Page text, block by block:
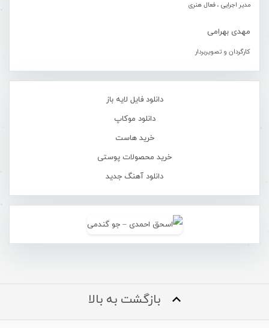
مدیر اجرایی ، فعال هنری
مهدی بهرامی
کارگردان و تصویربردار
دانلود فایل لایه باز
دانلود موکاپ
خرید هاست
خرید محصولات پوستی
دانلود آهنگ جدید
بازگشت به بالا